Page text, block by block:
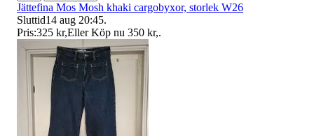
Jättefina Mos Mosh khaki cargobyxor, storlek W26
Sluttid14 aug 20:45.
Pris:325 kr,Eller Köp nu 350 kr,.